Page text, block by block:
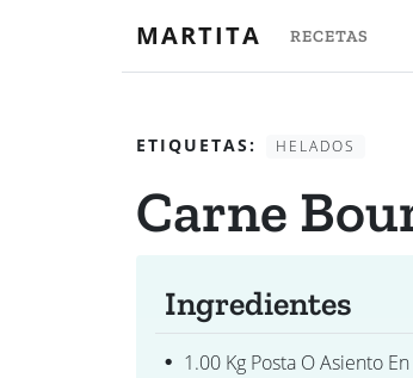
MARTITA RECETAS
ETIQUETAS: HELADOS
Carne
Ingredientes
1.00 Kg Posta O Asiento